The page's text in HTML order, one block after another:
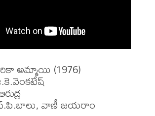
అమ్మాయి (1976)
వాణీ జయరాం